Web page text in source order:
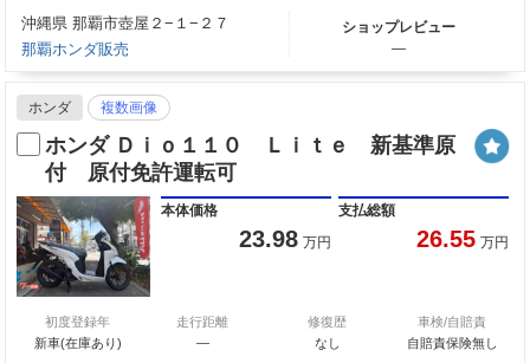
沖縄県 那覇市壺屋２−１−２７
那覇ホンダ販売
ショップレビュー
―
ホンダ 複数画像
ホンダ Ｄｉｏ１１０ Ｌｉｔｅ 新基準原
付 原付免許運転可
本体価格
23.98 万円
支払総額
26.55 万円
初度登録年
新車(在庫あり)
走行距離
―
修復歴
なし
車検/自賠責
自賠責保険無し